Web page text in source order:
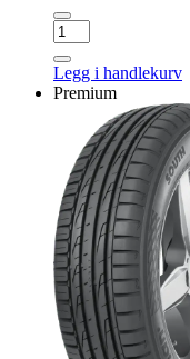
CONTINENTAL
ULTRA
CONTACT
antall
Legg i handlekurv
Premium